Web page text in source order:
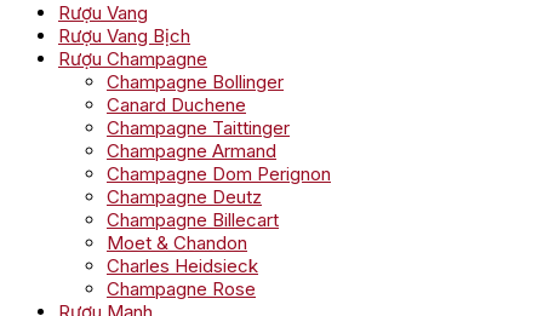
Rượu Vang
Rượu Vang Bịch
Rượu Champagne
Champagne Bollinger
Canard Duchene
Champagne Taittinger
Champagne Armand
Champagne Dom Perignon
Champagne Deutz
Champagne Billecart
Moet & Chandon
Charles Heidsieck
Champagne Rose